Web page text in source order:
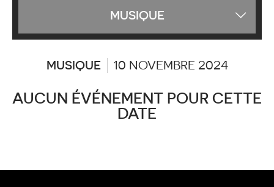
MUSIQUE
les
MUSIQUE 10 NOVEMBRE 2024
AUCUN ÉVÉNEMENT POUR CETTE
DATE